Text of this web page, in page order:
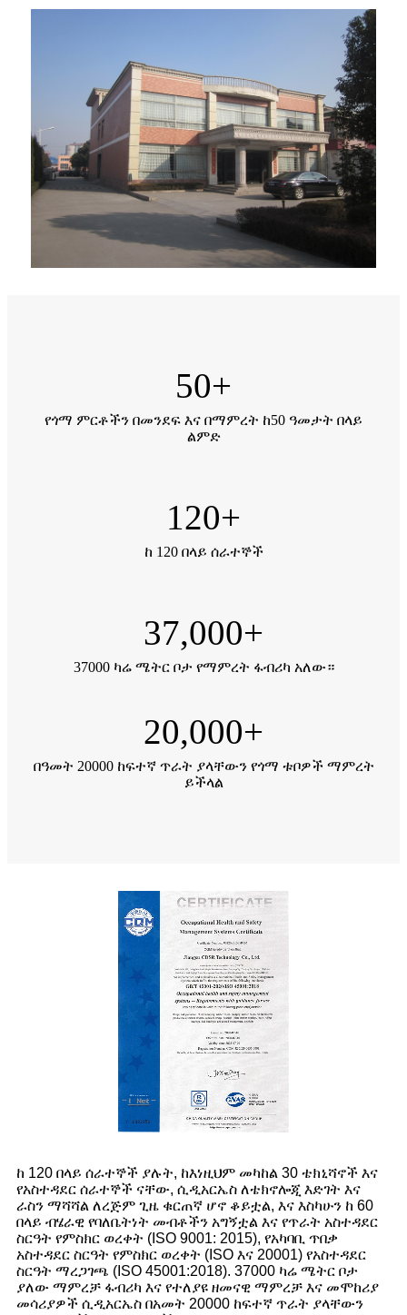
50+
የጎማ ምርቶችን በመንደፍ እና በማምረት ከ50 ዓመታት በላይ
ልምድ
120+
ከ 120 በላይ ሰራተኞች
37,000+
37000 ካሬ ሜትር ቦታ የማምረት ፋብሪካ አለው።
20,000+
በዓመት 20000 ከፍተኛ ጥራት ያላቸውን የጎማ ቱቦዎች ማምረት
ይችላል
ከ 120 በላይ ሰራተኞች ያሉት, ከእነዚህም መካከል 30 ቴክኒሻኖች እና
የአስተዳደር ሰራተኞች ናቸው, ሲዲአርኤስ ለቴክኖሎጂ እድገት እና
ራስን ማሻሻል ለረጅም ጊዜ ቁርጠኛ ሆኖ ቆይቷል, እና እስካሁን ከ 60
በላይ ብሄራዊ የባለቤትነት መብቶችን አግኝቷል እና የጥራት አስተዳደር
ስርዓት የምስክር ወረቀት (ISO 9001: 2015), የአካባቢ ጥበቃ
አስተዳደር ስርዓት የምስክር ወረቀት (ISO እና 20001) የአስተዳደር
ስርዓት ማረጋገጫ (ISO 45001:2018). 37000 ካሬ ሜትር ቦታ
ያለው ማምረቻ ፋብሪካ እና የተለያዩ ዘመናዊ ማምረቻ እና መሞከሪያ
መሳሪያዎች ሲዲአርኤስ በአመት 20000 ከፍተኛ ጥራት ያላቸውን